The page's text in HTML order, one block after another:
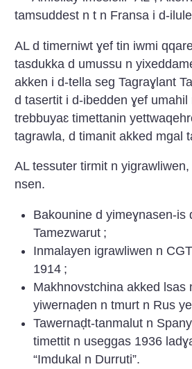
tamsuddest n t n Fransa i d-
AL d timerniwt ɣef tin iwmi
tasdukka d umussu n
akken i d-tella seg Tagraɣlant
d tasertit i d-ibedden ɣef umahil
trebbuyaɛ timettanin
tagrawla, d timanit akked mgal
AL tessuter tirmit n
nsen.
Bakounine d yimeɣnasen-is
Tamezwarut ;
Inmalayen igrawliwen n
1914 ;
Makhnovstchina akked lsas
yiwernaḍen n tmurt n Rus
Tawernaḍt-tanmalut n
timettit n useggas 1936
“Imdukal n Durruti”.